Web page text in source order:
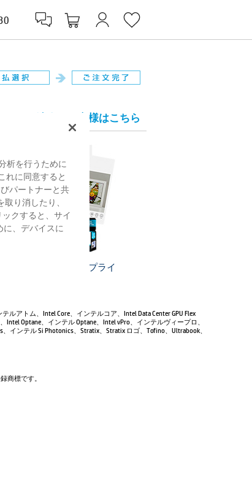
法人のお客様はこちら
プリンターサプライ
アトム、Intel Core、インテルコア、Intel Data Center GPU Flex
Intel Optane、インテル Optane、Intel vPro、インテルヴィープロ、
インテル Si Photonics、Stratix、Stratix ロゴ、Tofino、Ultrabook、
商標です。
析を行うために
れに同意すると
パートナーと共
り消したり、
ックすると、サイ
に、デバイスに